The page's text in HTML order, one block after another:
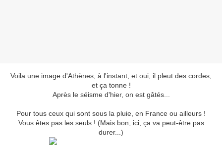
Voila une image d'Athènes, à l'instant, et oui, il pleut des cordes,
et ça tonne !
Après le séisme d'hier, on est gâtés...
Pour tous ceux qui sont sous la pluie, en France ou ailleurs !
Vous êtes pas les seuls ! (Mais bon, ici, ça va peut-être pas
durer...)